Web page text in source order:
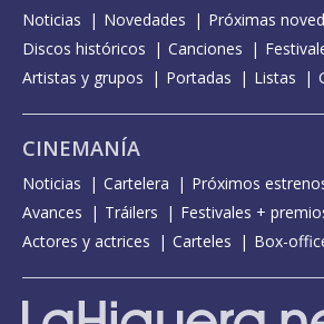
Noticias Novedades
Próximas
Discos históricos
Canciones
Artistas y grupos
Portadas Listas
CINEMANÍA
Noticias Cartelera Próximos
Avances
Tráilers
Festivales +
Actores y actrices
Carteles Box-